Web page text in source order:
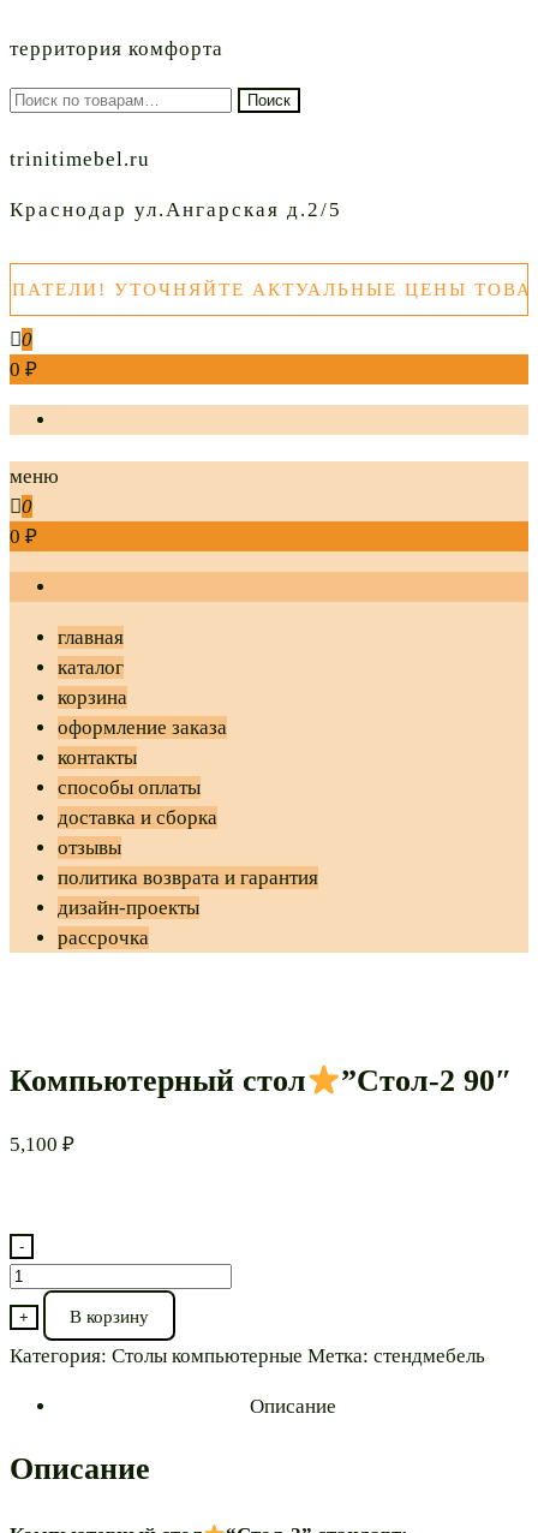
территория комфорта
Искать: Поиск
trinitimebel.ru
Краснодар ул.Ангарская д.2/5
УТОЧНЯЙТЕ АКТУАЛЬНЫЕ ЦЕНЫ
0
0 ₽
меню
0
0 ₽
главная
каталог
корзина
оформление заказа
контакты
способы оплаты
доставка и сборка
отзывы
политика возврата и гарантия
дизайн-проекты
рассрочка
Компьютерный стол ”Стол-2 90″
5,100 ₽
-
Количество
товара
Компьютерный
стол
90″
+ В корзину
Категория: Столы компьютерные Метка: стендмебель
Описание
Описание